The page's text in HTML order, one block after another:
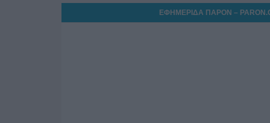
ΕΦΗΜΕΡΙΔΑ ΠΑΡΟΝ –